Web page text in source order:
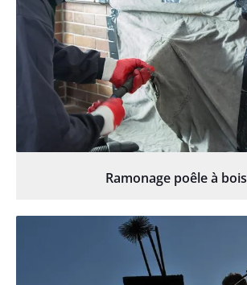
Ramonage poêle à bois